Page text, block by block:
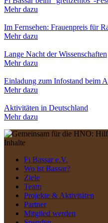
Mehr dazu
Im Fernsehen: Frauenpreis für
Mehr dazu
Lange Nacht der Wissenschaften
Mehr dazu
Einladung zum Infostand beim
Mehr dazu
Aktivitäten in Deutschland
Mehr dazu
Inhalte
Fi Bassar e.V.
Wo ist Bassar?
Ziele
Team
Projekte & Aktivitäten
Partner
Mitglied werden